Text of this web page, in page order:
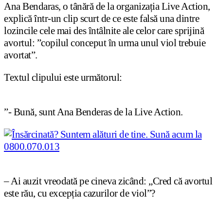
Ana Bendaras, o tânără de la organizația Live Action,
explică într-un clip scurt de ce este falsă una dintre
lozincile cele mai des întâlnite ale celor care sprijină
avortul: ”copilul conceput în urma unul viol trebuie
avortat”.
Textul clipului este următorul:
”- Bună, sunt Ana Benderas de la Live Action.
– Ai auzit vreodată pe cineva zicând: „Cred că avortul
este rău, cu excepția cazurilor de viol”?